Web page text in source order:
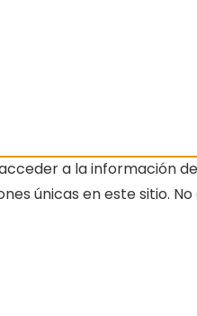
a la información
únicas en este sitio.